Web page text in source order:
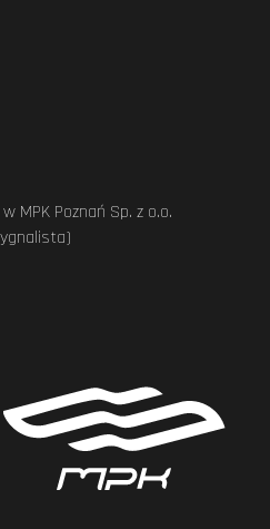
MPK Poznań Sp. z o.o.